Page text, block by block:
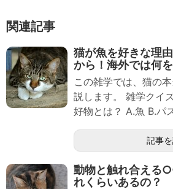
関連記事
猫が魚を好きな理
から！海外では何
この雑学では、猫の
説します。 雑学クイ
好物とは？ A.魚 B.パ
記事
動物と触れ合える
れくらいあるの？